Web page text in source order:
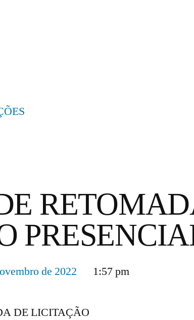
de 2022 1:57 pm
DE LICITAÇÃO